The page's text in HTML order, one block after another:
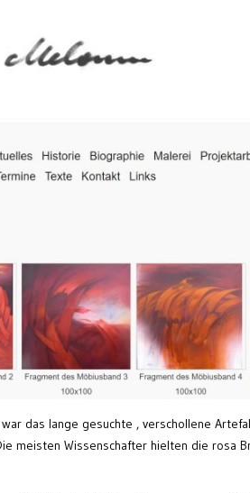
das lange gesuchte , verschollene
meisten Wissenschafter hielten die rosa